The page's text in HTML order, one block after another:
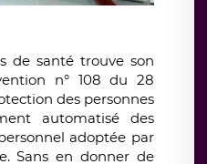
de santé trouve son
n° 108 du 28
des personnes
automatisé des
adoptée par
Sans en donner de